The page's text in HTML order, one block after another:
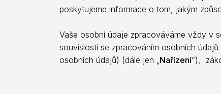
poskytujeme informace o tom, jakým
Vaše osobní údaje zpracováváme vždy v
souvislosti se zpracováním osobních
osobních údajů) (dále jen „Nařízení“),